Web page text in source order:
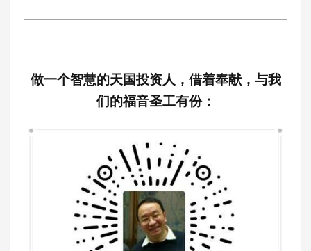
做一个智慧的天国投资人，借着奉献，与我
们的福音圣工有份：